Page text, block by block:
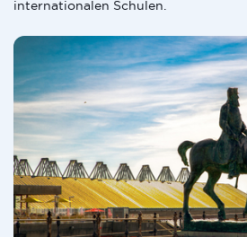
internationalen Schulen.